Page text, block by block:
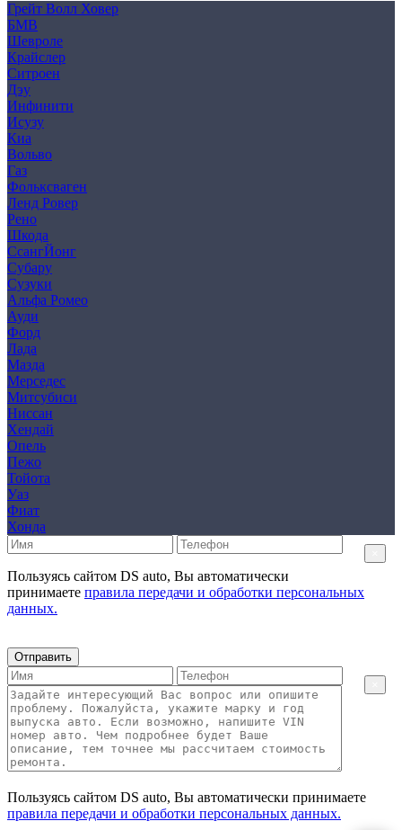
Грейт Волл Ховер
БМВ
Шевроле
Крайслер
Ситроен
Дэу
Инфинити
Исузу
Киа
Вольво
Газ
Фольксваген
Ленд Ровер
Рено
Шкода
СсангЙонг
Субару
Сузуки
Альфа Ромео
Ауди
Форд
Лада
Мазда
Мерседес
Митсубиси
Ниссан
Хендай
Опель
Пежо
Тойота
Уаз
Фиат
Хонда
Пользуясь сайтом DS auto, Вы автоматически
принимаете правила передачи и обработки персональных
данных.
Отправить
Пользуясь сайтом DS auto, Вы автоматически принимаете
правила передачи и обработки персональных данных.